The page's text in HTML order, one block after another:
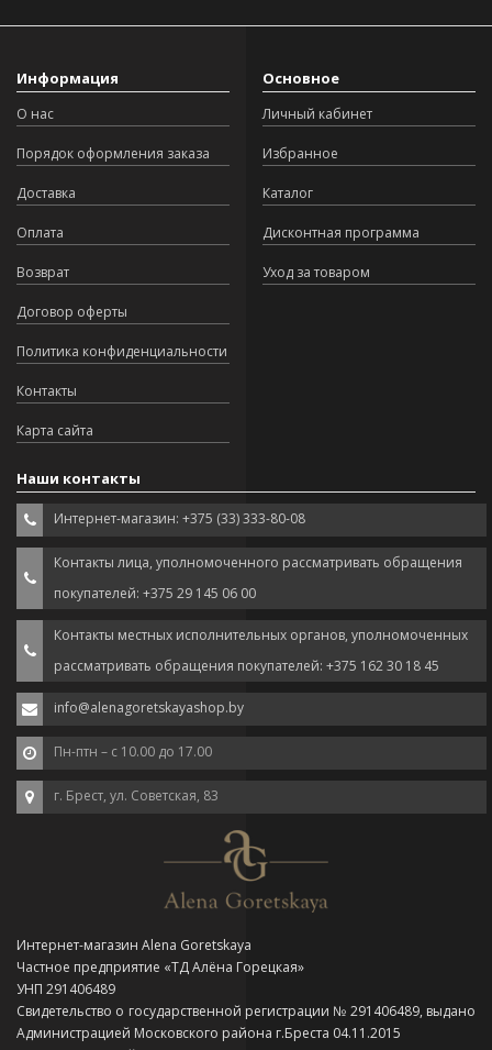
Информация
О нас
Порядок оформления заказа
Доставка
Оплата
Возврат
Договор оферты
Политика конфиденциальности
Контакты
Карта сайта
Основное
Личный кабинет
Избранное
Каталог
Дисконтная программа
Уход за товаром
Наши контакты
Интернет-магазин: +375 (33) 333-80-08
Контакты лица, уполномоченного рассматривать обращения
покупателей: +375 29 145 06 00
Контакты местных исполнительных органов, уполномоченных
рассматривать обращения покупателей: +375 162 30 18 45
info@alenagoretskayashop.by
Пн-птн – с 10.00 до 17.00
г. Брест, ул. Советская, 83
Интернет-магазин Alena Goretskaya
Частное предприятие «ТД Алёна Горецкая»
УНП 291406489
Свидетельство о государственной регистрации № 291406489, выдано
Администрацией Московского района г.Бреста 04.11.2015